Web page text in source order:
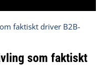
som faktiskt